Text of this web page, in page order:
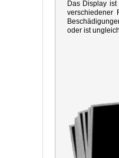
Das Display
verschiedener
oder ist